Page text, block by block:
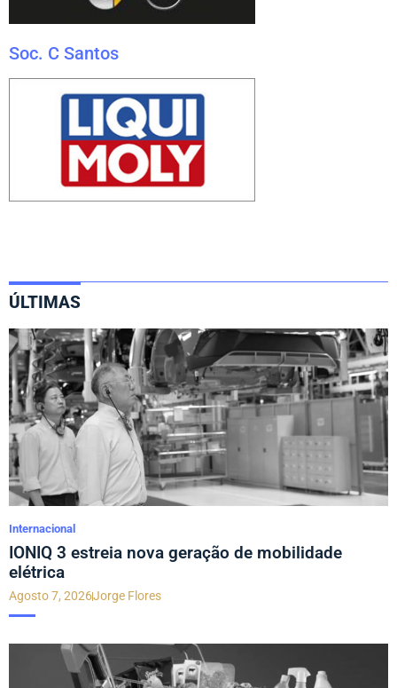
Soc. C Santos
ÚLTIMAS
Internacional
IONIQ 3 estreia nova geração de mobilidade
elétrica
Agosto 7, 2026Jorge Flores